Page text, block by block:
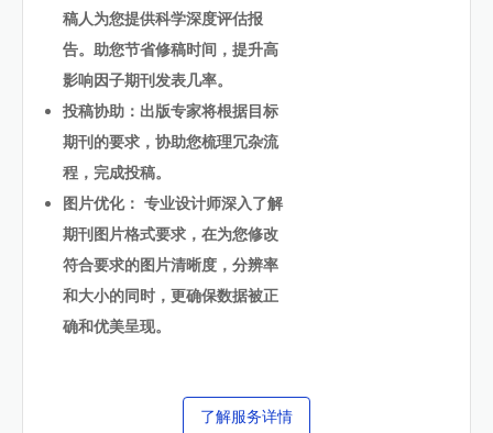
稿人为您提供科学深度评估报
告。助您节省修稿时间，提升高
影响因子期刊发表几率。
投稿协助：出版专家将根据目标
期刊的要求，协助您梳理冗杂流
程，完成投稿。
图片优化： 专业设计师深入了解
期刊图片格式要求，在为您修改
符合要求的图片清晰度，分辨率
和大小的同时，更确保数据被正
确和优美呈现。
了解服务详情